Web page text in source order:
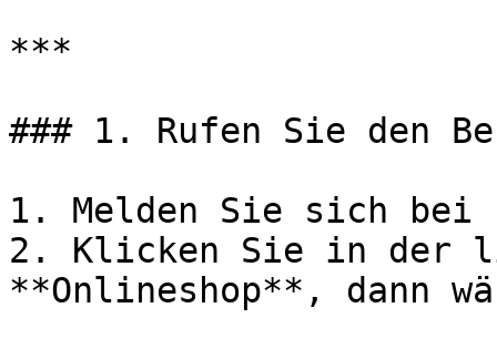
***
### 1. Rufen Sie den
1. Melden Sie sich bei
2. Klicken Sie in der
**Onlineshop**, dann